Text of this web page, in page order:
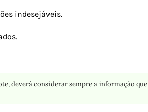
indesejáveis.
deverá considerar sempre a informação que